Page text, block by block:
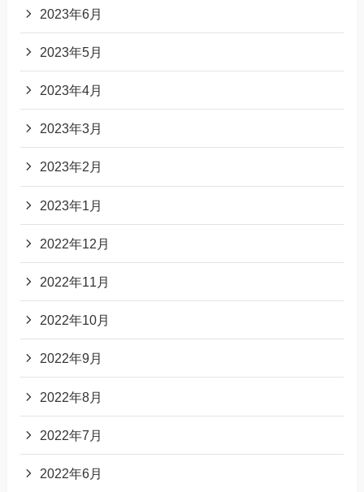
2023年6月
2023年5月
2023年4月
2023年3月
2023年2月
2023年1月
2022年12月
2022年11月
2022年10月
2022年9月
2022年8月
2022年7月
2022年6月